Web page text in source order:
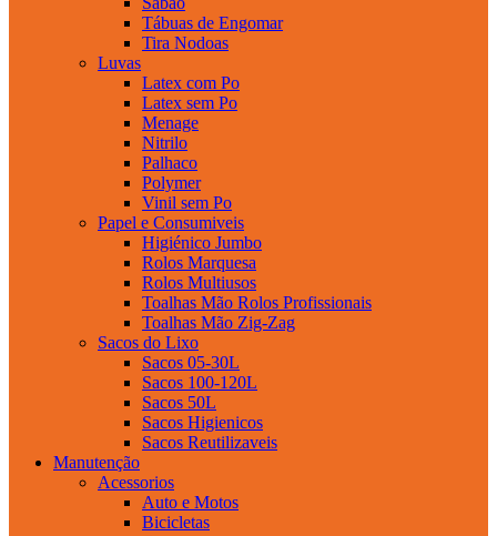
Tábuas de Engomar
Tira Nodoas
Luvas
Latex com Po
Latex sem Po
Menage
Nitrilo
Palhaco
Polymer
Vinil sem Po
Papel e Consumiveis
Higiénico Jumbo
Rolos Marquesa
Rolos Multiusos
Toalhas Mão Rolos Profissionais
Toalhas Mão Zig-Zag
Sacos do Lixo
Sacos 05-30L
Sacos 100-120L
Sacos 50L
Sacos Higienicos
Sacos Reutilizaveis
Manutenção
Acessorios
Auto e Motos
Bicicletas